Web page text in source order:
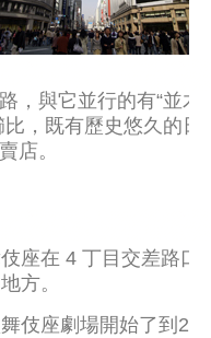
，與它並行的有“並木
，既有歷史悠久的日
店。
座在 4 丁目交差路口
方。
伎座劇場開始了到